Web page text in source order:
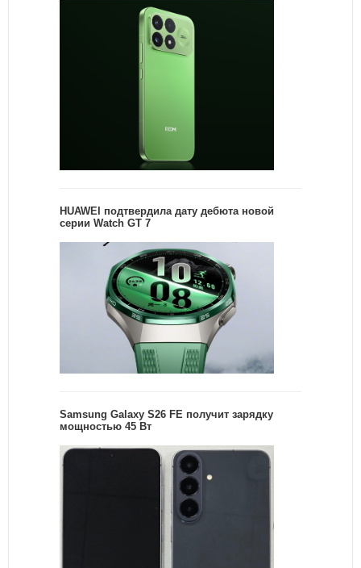
HUAWEI подтвердила дату дебюта новой
серии Watch GT 7
Samsung Galaxy S26 FE получит зарядку
мощностью 45 Вт